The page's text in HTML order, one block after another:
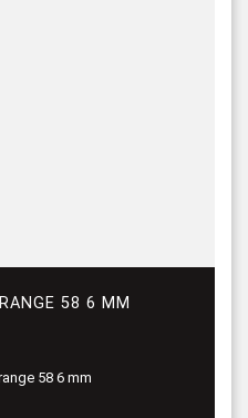
58 6 MM
58 6 mm